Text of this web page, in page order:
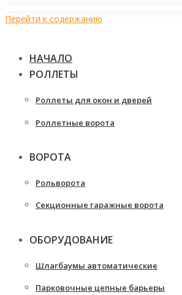
Перейти к содержанию
НАЧАЛО
РОЛЛЕТЫ
Роллеты для окон и дверей
Роллетные ворота
ВОРОТА
Рольворота
Секционные гаражные ворота
ОБОРУДОВАНИЕ
Шлагбаумы автоматические
Парковочные цепные барьеры